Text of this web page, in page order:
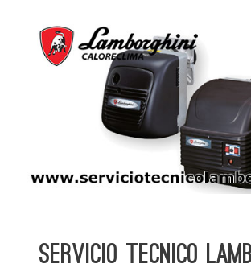
Servicio Tecnico